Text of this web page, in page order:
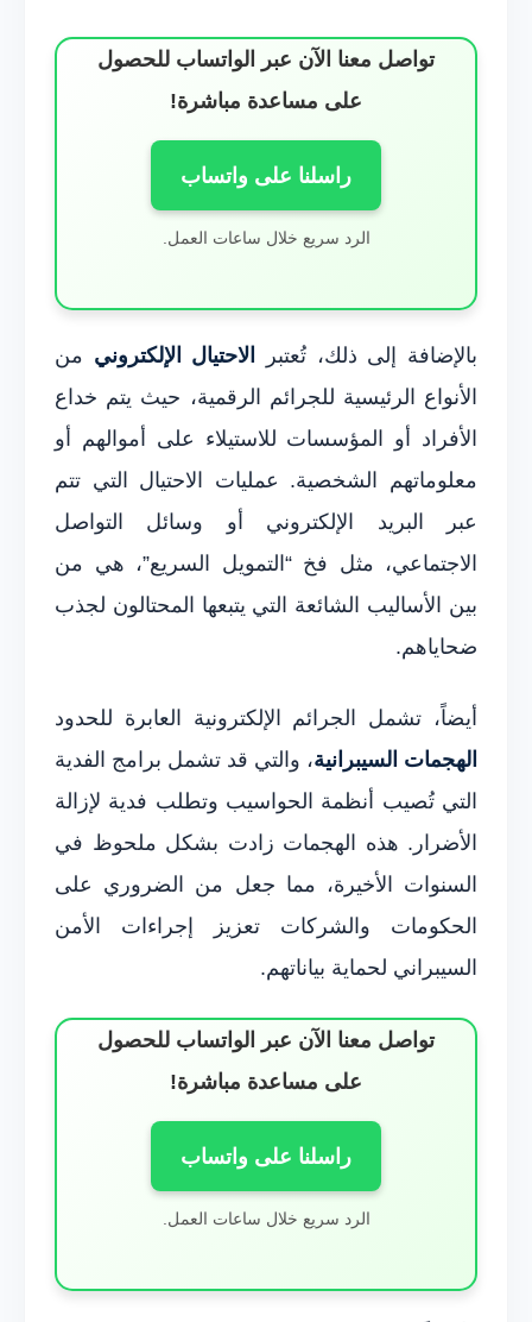
تواصل معنا الآن عبر الواتساب للحصول
على مساعدة مباشرة!
راسلنا على واتساب
الرد سريع خلال ساعات العمل.
بالإضافة إلى ذلك، تُعتبر الاحتيال الإلكتروني من
الأنواع الرئيسية للجرائم الرقمية، حيث يتم خداع
الأفراد أو المؤسسات للاستيلاء على أموالهم أو
معلوماتهم الشخصية. عمليات الاحتيال التي تتم
عبر البريد الإلكتروني أو وسائل التواصل
الاجتماعي، مثل فخ “التمويل السريع”، هي من
بين الأساليب الشائعة التي يتبعها المحتالون لجذب
ضحاياهم.
أيضاً، تشمل الجرائم الإلكترونية العابرة للحدود
الهجمات السيبرانية، والتي قد تشمل برامج الفدية
التي تُصيب أنظمة الحواسيب وتطلب فدية لإزالة
الأضرار. هذه الهجمات زادت بشكل ملحوظ في
السنوات الأخيرة، مما جعل من الضروري على
الحكومات والشركات تعزيز إجراءات الأمن
السيبراني لحماية بياناتهم.
تواصل معنا الآن عبر الواتساب للحصول
على مساعدة مباشرة!
راسلنا على واتساب
الرد سريع خلال ساعات العمل.